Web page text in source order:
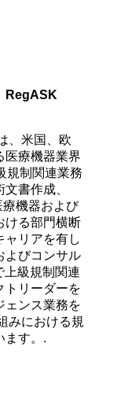
RegASK
、米国、欧
医療機器業界
規制関連業務
書作成、
機器および
ける部門横断
ャリアを有し
よびコンサル
上級規制関連
トリーダーを
ェンス業務を
みにおける規
ます。.